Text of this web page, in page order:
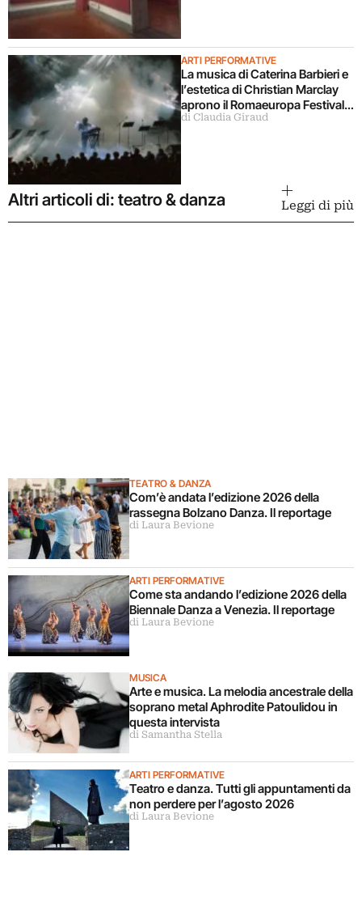
ARTI PERFORMATIVE
La musica di Caterina Barbieri e
l’estetica di Christian Marclay
aprono il Romaeuropa Festival
2026
di Claudia Giraud
Altri articoli di: teatro & danza Leggi di più
TEATRO & DANZA
Com’è andata l’edizione 2026 della
rassegna Bolzano Danza. Il reportage
di Laura Bevione
ARTI PERFORMATIVE
Come sta andando l’edizione 2026 della
Biennale Danza a Venezia. Il reportage
di Laura Bevione
MUSICA
Arte e musica. La melodia ancestrale della
soprano metal Aphrodite Patoulidou in
questa intervista
di Samantha Stella
ARTI PERFORMATIVE
Teatro e danza. Tutti gli appuntamenti da
non perdere per l’agosto 2026
di Laura Bevione